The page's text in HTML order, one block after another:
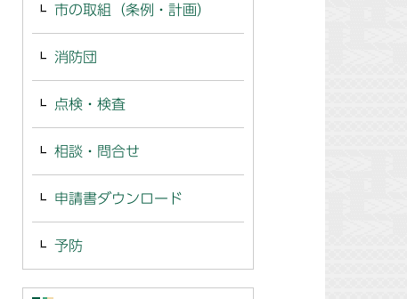
市の取組（条例・計画）
消防団
点検・検査
相談・問合せ
申請書ダウンロード
予防